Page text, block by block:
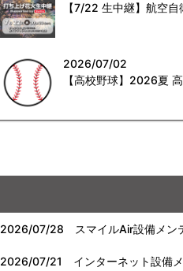
【7/22 生中継】航空
2026/07/02
【高校野球】2026夏
2026/07/28 スマイルAir設備メン
2026/07/21 インターネット設備